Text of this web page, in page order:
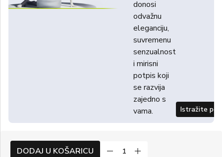
donosi
odvažnu
eleganciju,
suvremenu
senzualnost
i mirisni
potpis koji
se razvija
zajedno s
vama.
Istražite
DODAJ U KOŠARICU